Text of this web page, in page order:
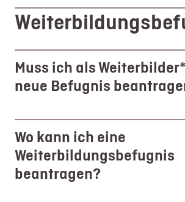
Muss ich als
neue Befugnis
Wo kann ich eine
Weiterbildungsbefugnis
beantragen?